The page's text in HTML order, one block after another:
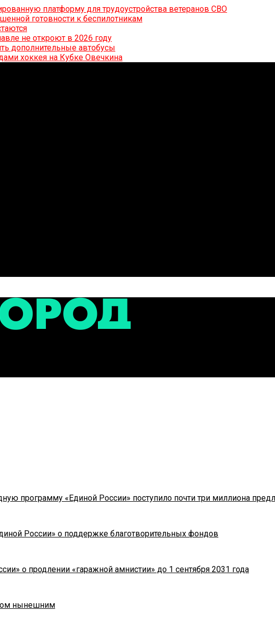
платформу для трудоустройства ветеранов СВО
готовности к беспилотникам
не откроют в 2026 году
дополнительные автобусы
хоккея на Кубке Овечкина
программу «Единой России» поступило почти три миллиона
России» о поддержке благотворительных фондов
о продлении «гаражной амнистии» до 1 сентября 2031 года
нынешним